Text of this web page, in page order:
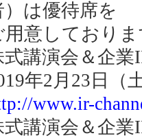
）は優待席を
用意しており
式講演会＆企
年2月23日
www.ir-
式講演会＆企